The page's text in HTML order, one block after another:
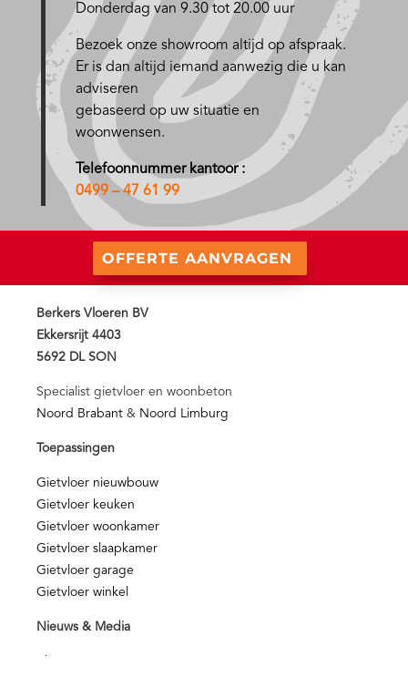
Donderdag van 9.30 tot 20.00 uur
Bezoek onze showroom altijd op afspraak.
Er is dan altijd iemand aanwezig die u kan
adviseren
gebaseerd op uw situatie en
woonwensen.
Telefoonnummer kantoor :
0499 – 47 61 99
OFFERTE AANVRAGEN
Berkers Vloeren BV
Ekkersrijt 4403
5692 DL SON
Specialist gietvloer en woonbeton
Noord Brabant & Noord Limburg
Toepassingen
Gietvloer nieuwbouw
Gietvloer keuken
Gietvloer woonkamer
Gietvloer slaapkamer
Gietvloer garage
Gietvloer winkel
Nieuws & Media